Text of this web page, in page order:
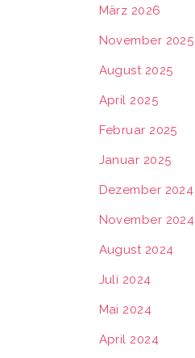
März 2026
November 2025
August 2025
April 2025
Februar 2025
Januar 2025
Dezember 2024
November 2024
August 2024
Juli 2024
Mai 2024
April 2024